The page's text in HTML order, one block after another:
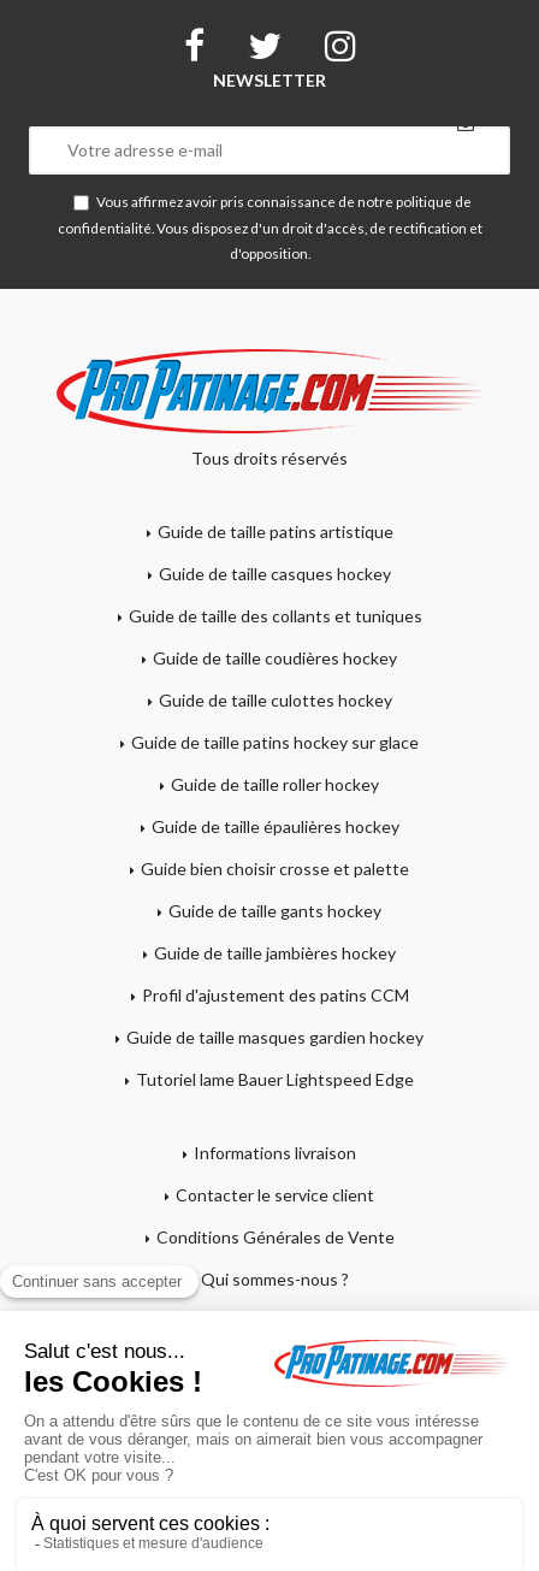
NEWSLETTER
Vous affirmez avoir pris connaissance de notre politique de
confidentialité . Vous disposez d'un droit d'accès, de rectification et
d'opposition.
Tous droits réservés
Guide de taille patins artistique
Guide de taille casques hockey
Guide de taille des collants et tuniques
Guide de taille coudières hockey
Guide de taille culottes hockey
Guide de taille patins hockey sur glace
Guide de taille roller hockey
Guide de taille épaulières hockey
Guide bien choisir crosse et palette
Guide de taille gants hockey
Guide de taille jambières hockey
Profil d'ajustement des patins CCM
Guide de taille masques gardien hockey
Tutoriel lame Bauer Lightspeed Edge
Informations livraison
Contacter le service client
Conditions Générales de Vente
Qui sommes-nous ?
Mon compte
Mon panier
Paiement en 4x sans frais